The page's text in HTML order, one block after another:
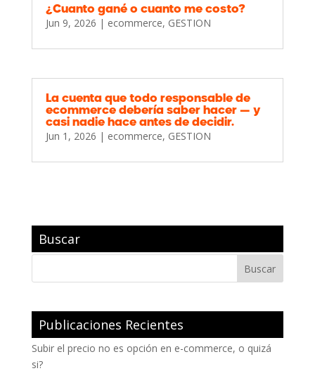
¿Cuanto gané o cuanto me costo?
Jun 9, 2026 | ecommerce, GESTION
La cuenta que todo responsable de
ecommerce debería saber hacer — y
casi nadie hace antes de decidir.
Jun 1, 2026 | ecommerce, GESTION
Buscar
Publicaciones Recientes
Subir el precio no es opción en e-commerce, o quizá
si?